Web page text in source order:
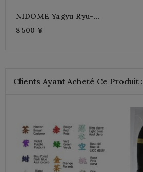
NIDOME Yagyu Ryu-
Chêne
8 500 ¥
Clients Ayant Acheté Ce Produit :